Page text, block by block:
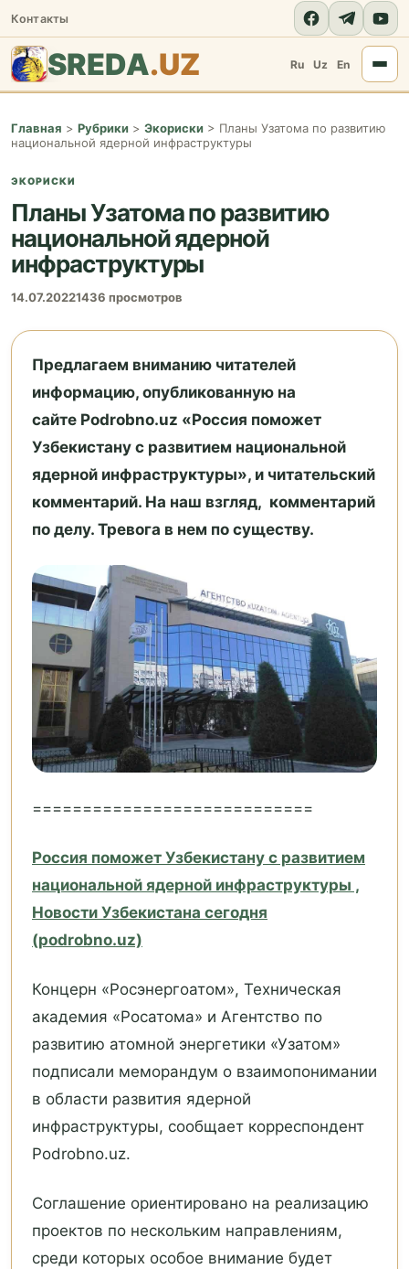
Контакты
SREDA.UZ Ru Uz En
Главная > Рубрики > Экориски > Планы Узатома по развитию
национальной ядерной инфраструктуры
ЭКОРИСКИ
Планы Узатома по развитию
национальной ядерной
инфраструктуры
14.07.20221436 просмотров
Предлагаем вниманию читателей
информацию, опубликованную на
сайте Podrobno.uz «Россия поможет
Узбекистану с развитием национальной
ядерной инфраструктуры», и читательский
комментарий. На наш взгляд, комментарий
по делу. Тревога в нем по существу.
============================
Россия поможет Узбекистану с развитием
национальной ядерной инфраструктуры ,
Новости Узбекистана сегодня
(podrobno.uz)
Концерн «Росэнергоатом», Техническая
академия «Росатома» и Агентство по
развитию атомной энергетики «Узатом»
подписали меморандум о взаимопонимании
в области развития ядерной
инфраструктуры, сообщает корреспондент
Podrobno.uz.
Соглашение ориентировано на реализацию
проектов по нескольким направлениям,
среди которых особое внимание будет